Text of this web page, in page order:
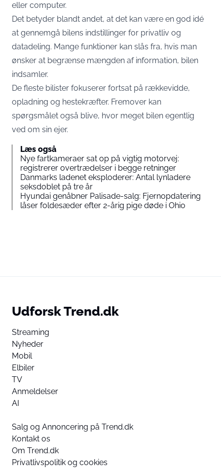
eller computer.
Det betyder blandt andet, at det kan være en god idé
at gennemgå bilens indstillinger for privatliv og
datadeling. Mange funktioner kan slås fra, hvis man
ønsker at begrænse mængden af information, bilen
indsamler.
De fleste bilister fokuserer fortsat på rækkevidde,
opladning og hestekræfter. Fremover kan
spørgsmålet også blive, hvor meget bilen egentlig
ved om sin ejer.
Læs også
Nye fartkameraer sat op på vigtig motorvej:
registrerer overtrædelser i begge retninger
Danmarks ladenet eksploderer: Antal lynladere
seksdoblet på tre år
Hyundai genåbner Palisade-salg: Fjernopdatering
låser foldesæder efter 2-årig pige døde i Ohio
Udforsk Trend.dk
Streaming
Nyheder
Mobil
Elbiler
TV
Anmeldelser
AI
Salg og Annoncering på Trend.dk
Kontakt os
Om Trend.dk
Privatlivspolitik og cookies